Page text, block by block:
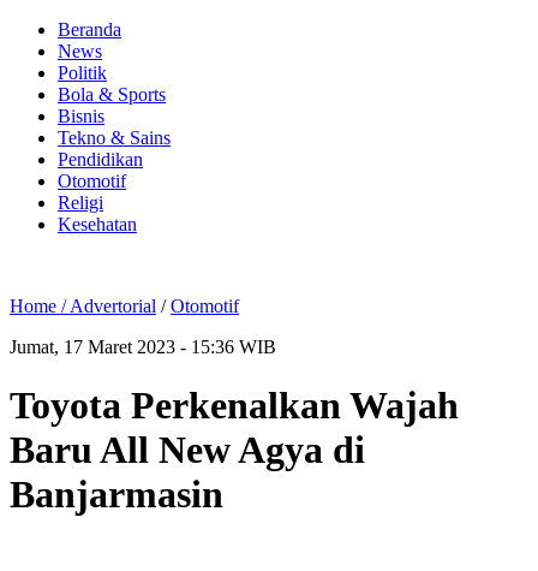
Beranda
News
Politik
Bola & Sports
Bisnis
Tekno & Sains
Pendidikan
Otomotif
Religi
Kesehatan
Home /Advertorial /Otomotif
Jumat, 17 Maret 2023 - 15:36 WIB
Toyota Perkenalkan Wajah
Baru All New Agya di
Banjarmasin